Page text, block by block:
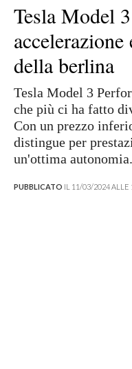
Tesla Model
della berlina
Tesla Model 3
che più ci ha fatto
Con un prezzo
distingue per
un'ottima autonomia.
PUBBLICATO IL 11/03/2024 ALLE